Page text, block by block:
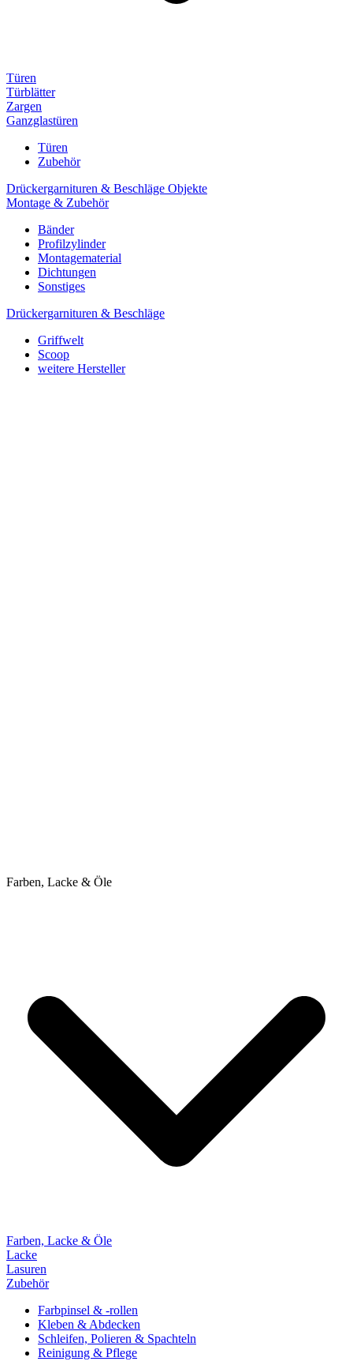
Türen
Türblätter
Zargen
Ganzglastüren
Türen
Zubehör
Drückergarnituren & Beschläge Objekte
Montage & Zubehör
Bänder
Profilzylinder
Montagematerial
Dichtungen
Sonstiges
Drückergarnituren & Beschläge
Griffwelt
Scoop
weitere Hersteller
Farben, Lacke & Öle
Farben, Lacke & Öle
Lacke
Lasuren
Zubehör
Farbpinsel & -rollen
Kleben & Abdecken
Schleifen, Polieren & Spachteln
Reinigung & Pflege